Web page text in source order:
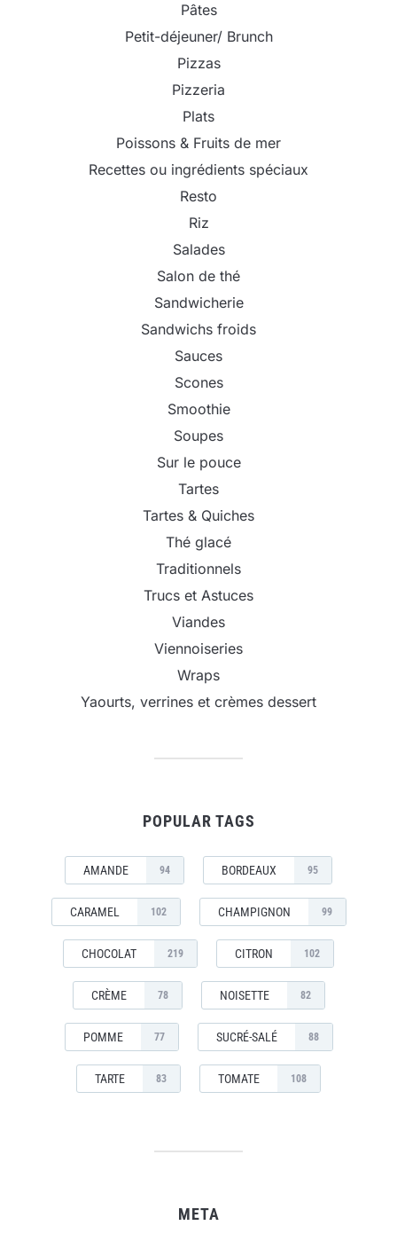
Pâtes
Petit-déjeuner/ Brunch
Pizzas
Pizzeria
Plats
Poissons & Fruits de mer
Recettes ou ingrédients spéciaux
Resto
Riz
Salades
Salon de thé
Sandwicherie
Sandwichs froids
Sauces
Scones
Smoothie
Soupes
Sur le pouce
Tartes
Tartes & Quiches
Thé glacé
Traditionnels
Trucs et Astuces
Viandes
Viennoiseries
Wraps
Yaourts, verrines et crèmes dessert
POPULAR TAGS
AMANDE 94 BORDEAUX 95
CARAMEL 102 CHAMPIGNON 99
CHOCOLAT 219 CITRON 102
CRÈME 78 NOISETTE 82
POMME 77 SUCRÉ-SALÉ 88
TARTE 83 TOMATE 108
META